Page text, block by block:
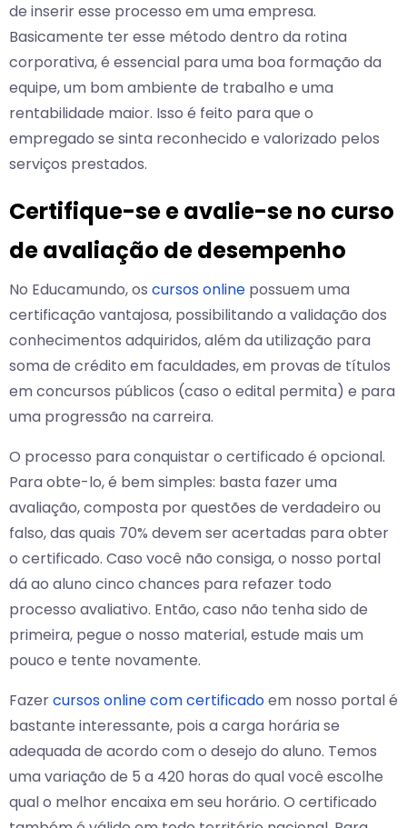
de inserir esse processo em uma empresa.
Basicamente ter esse método dentro da rotina
corporativa, é essencial para uma boa formação da
equipe, um bom ambiente de trabalho e uma
rentabilidade maior. Isso é feito para que o
empregado se sinta reconhecido e valorizado pelos
serviços prestados.
Certifique-se e avalie-se no curso
de avaliação de desempenho
No Educamundo, os cursos online possuem uma
certificação vantajosa, possibilitando a validação dos
conhecimentos adquiridos, além da utilização para
soma de crédito em faculdades, em provas de títulos
em concursos públicos (caso o edital permita) e para
uma progressão na carreira.
O processo para conquistar o certificado é opcional.
Para obte-lo, é bem simples: basta fazer uma
avaliação, composta por questões de verdadeiro ou
falso, das quais 70% devem ser acertadas para obter
o certificado. Caso você não consiga, o nosso portal
dá ao aluno cinco chances para refazer todo
processo avaliativo. Então, caso não tenha sido de
primeira, pegue o nosso material, estude mais um
pouco e tente novamente.
Fazercursos online com certificadoem nosso portal é
bastante interessante, pois a carga horária se
adequada de acordo com o desejo do aluno. Temos
uma variação de 5 a 420 horas do qual você escolhe
qual o melhor encaixa em seu horário. O certificado